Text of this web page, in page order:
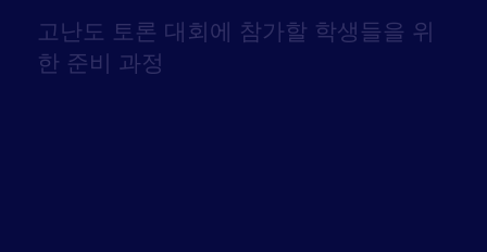
고난도 토론 대회에 참가할 학생들을 위
한 준비 과정